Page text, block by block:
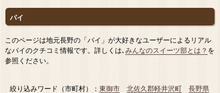
パイ
このページは地元長野の「パイ」が大好きなユーザーによるリアル
なパイのクチコミ情報です。詳しくは､ みんなのスイーツ部とは？ を
参照ください。
絞り込みワード（市町村）： 東御市 北佐久郡軽井沢町
長野県